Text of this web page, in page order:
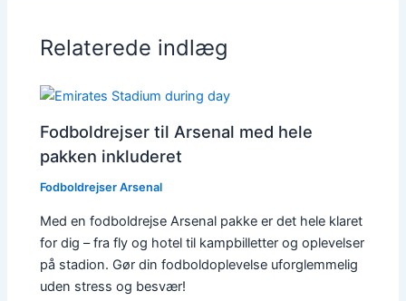
Relaterede indlæg
Fodboldrejser til Arsenal med hele
pakken inkluderet
Fodboldrejser Arsenal
Med en fodboldrejse Arsenal pakke er det hele klaret
for dig – fra fly og hotel til kampbilletter og oplevelser
på stadion. Gør din fodboldoplevelse uforglemmelig
uden stress og besvær!